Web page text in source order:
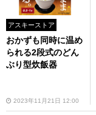
アスキーストア
おかずも同時に温め
られる2段式のどん
ぶり型炊飯器
2023年11月21日 12:00